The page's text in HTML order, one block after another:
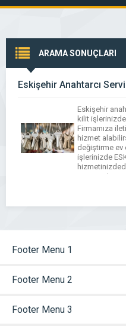
ARAMA SONUÇLARI
Eskişehir Anahtarcı
Eskişehir
kilit
Firmamıza
hizmet
değiştirme ev
işlerinizde
No:10 Tel:
Footer Menu 1
Footer Menu 2
Footer Menu 3